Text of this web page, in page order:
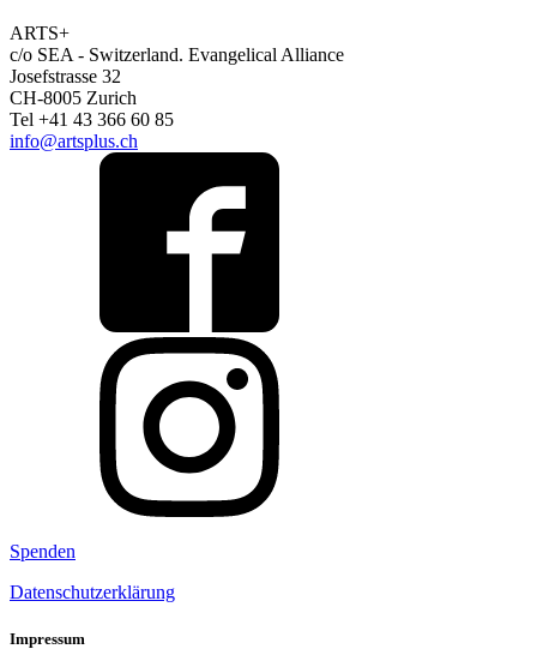
ARTS+
c/o SEA - Switzerland. Evangelical Alliance
Josefstrasse 32
CH-8005 Zurich
Tel +41 43 366 60 85
info@artsplus.ch
Spenden
Datenschutzerklärung
Impressum